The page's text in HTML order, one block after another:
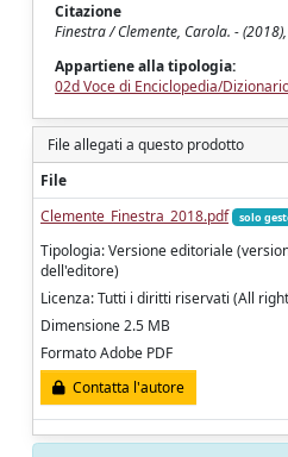
Citazione
Finestra / Clemente, Carola. -
Appartiene alla tipologia:
02d Voce di Enciclopedia/
File allegati a questo prodotto
File
Clemente_Finestra_2018.pdf
solo
Tipologia: Versione editoriale
dell'editore)
Licenza: Tutti i diritti riservati (All
Dimensione 2.5 MB
Formato Adobe PDF
Contatta l'autore